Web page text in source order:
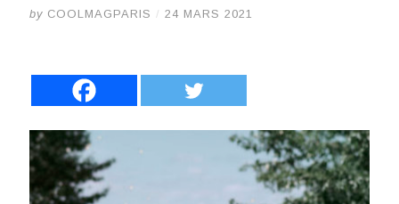
by COOLMAGPARIS / 24 MARS 2021